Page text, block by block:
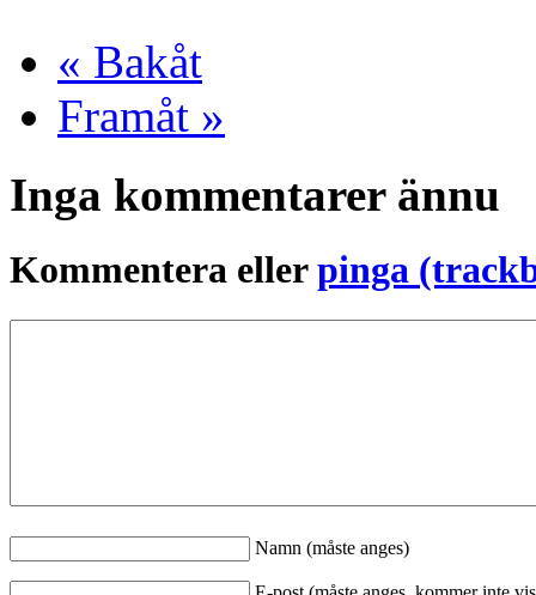
« Bakåt
Framåt »
Inga kommentarer ännu
Kommentera ellerpinga
Namn (måste anges)